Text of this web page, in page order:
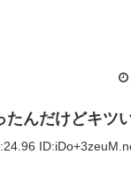
んだけどキツ